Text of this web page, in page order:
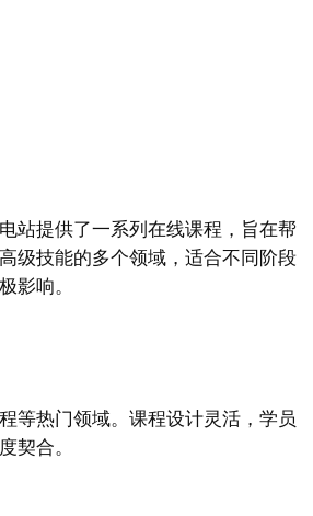
站提供了一系列在线课程，旨在帮
级技能的多个领域，适合不同阶段
影响。
等热门领域。课程设计灵活，学员
契合。